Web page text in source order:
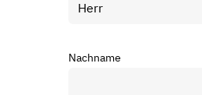
Nachname